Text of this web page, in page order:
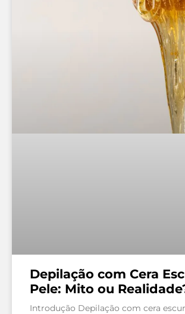
Depilação com Cera
Pele: Mito ou
Introdução Depilação com cera